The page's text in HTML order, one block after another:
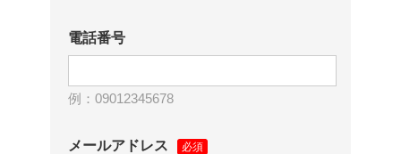
電話番号
例： 09012345678
メールアドレス 必須